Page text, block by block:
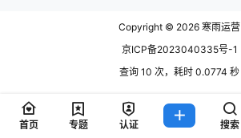
Copyright © 2026 寒雨运营
京ICP备2023040335号-1
查询 10 次，耗时 0.0774 秒
首页 专题 认证 搜索